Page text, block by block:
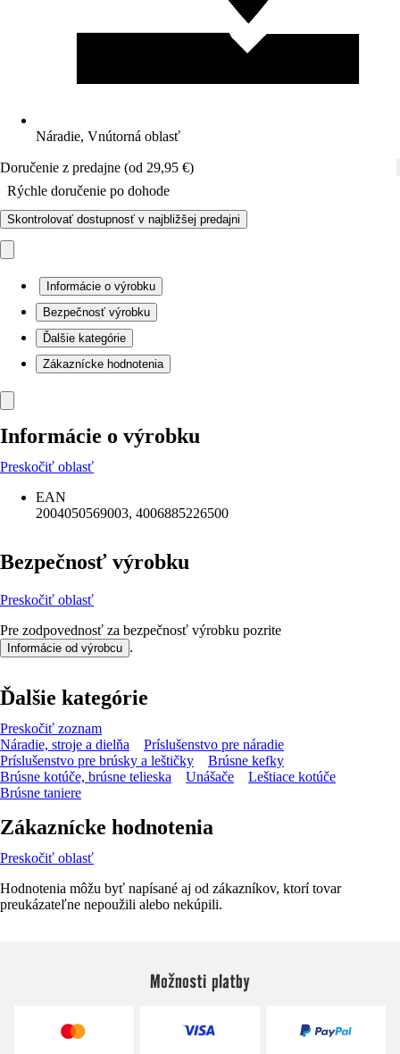
Náradie, Vnútorná oblasť
Doručenie z predajne (od 29,95 €)
Rýchle doručenie po dohode
Skontrolovať dostupnosť v najbližšej predajni
Informácie o výrobku
Bezpečnosť výrobku
Ďalšie kategórie
Zákaznícke hodnotenia
Informácie o výrobku
Preskočiť oblasť
EAN
2004050569003, 4006885226500
Bezpečnosť výrobku
Preskočiť oblasť
Pre zodpovednosť za bezpečnosť výrobku pozrite
Informácie od výrobcu .
Ďalšie kategórie
Preskočiť zoznam
Náradie, stroje a dielňa
Príslušenstvo pre náradie
Príslušenstvo pre brúsky a leštičky
Brúsne kefky
Brúsne kotúče, brúsne telieska
Unášače
Leštiace kotúče
Brúsne taniere
Zákaznícke hodnotenia
Preskočiť oblasť
Hodnotenia môžu byť napísané aj od zákazníkov, ktorí tovar
preukázateľne nepoužili alebo nekúpili.
Možnosti platby